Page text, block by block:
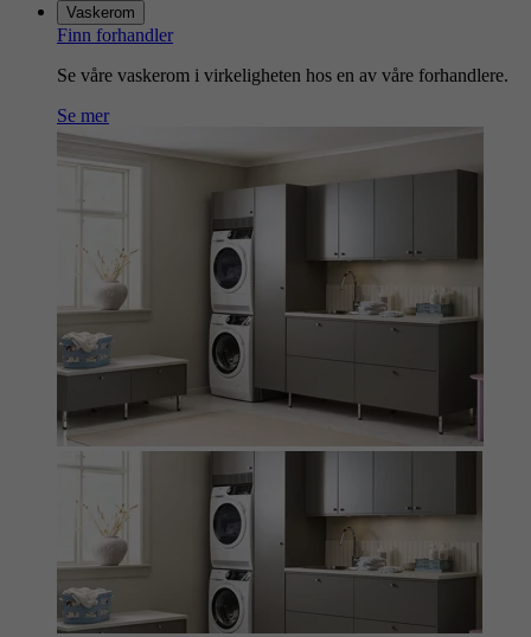
Vaskerom
Finn forhandler
Se våre vaskerom i virkeligheten hos en av våre forhandlere.
Se mer